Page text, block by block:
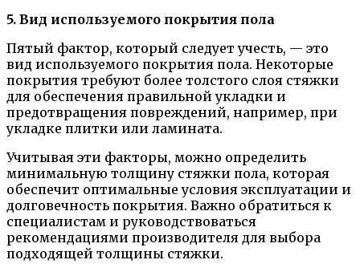
5. Вид используемого покрытия пола
Пятый фактор, который следует учесть, — это
вид используемого покрытия пола. Некоторые
покрытия требуют более толстого слоя стяжки
для обеспечения правильной укладки и
предотвращения повреждений, например, при
укладке плитки или ламината.
Учитывая эти факторы, можно определить
минимальную толщину стяжки пола, которая
обеспечит оптимальные условия эксплуатации и
долговечность покрытия. Важно обратиться к
специалистам и руководствоваться
рекомендациями производителя для выбора
подходящей толщины стяжки.